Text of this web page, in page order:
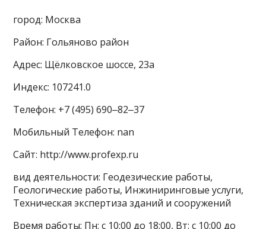
город: Москва
Район: Гольяново район
Адрес: Щёлковское шоссе, 23а
Индекс: 107241.0
Телефон: +7 (495) 690‒82‒37
Мобильный Телефон: nan
Сайт: http://www.profexp.ru
вид деятельности: Геодезические работы,
Геологические работы, Инжиниринговые услуги,
Техническая экспертиза зданий и сооружений
Время работы: Пн: с 10:00 до 18:00, Вт: с 10:00 до